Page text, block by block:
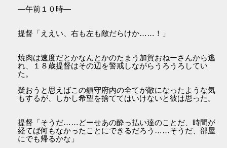
―午前１０時―
提督「ええい、右も左も敵だらけか……！」
焼肉は速度だとかなんとかのたまう加賀おねーさんから逃
れ、１８歳提督はその辺を警戒しながらうろうろしてい
た。
疑おうと思えばこの鎮守府内の全てが敵になったような気
もするが、しかし希望を捨ててはいけないと彼は思った。
提督「そうだ……どーせあの酔っ払い達のことだ、時間が
経てば何もなかったことにできるだろう……そうだ、部屋
にでも帰るかな」